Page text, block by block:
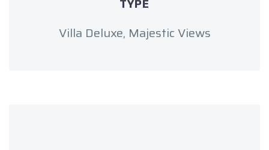
Villa Deluxe, Majestic Views